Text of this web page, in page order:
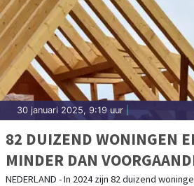
30 januari 2025, 9:19 uur
82 DUIZEND WONINGEN
MINDER DAN
NEDERLAND - In 2024 zijn 82 duizend